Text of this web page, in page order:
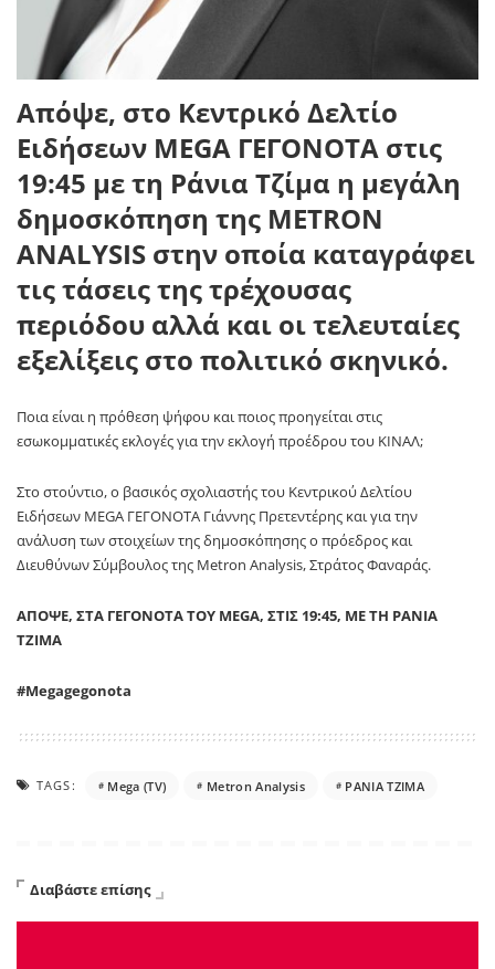
Απόψε, στο Κεντρικό Δελτίο
Ειδήσεων MEGA ΓΕΓΟΝΟΤΑ στις
19:45 με τη Ράνια Τζίμα η μεγάλη
δημοσκόπηση της METRON
ANALYSIS στην οποία καταγράφει
τις τάσεις της τρέχουσας
περιόδου αλλά και οι τελευταίες
εξελίξεις στο πολιτικό σκηνικό.
Ποια είναι η πρόθεση ψήφου και ποιος προηγείται στις
εσωκομματικές εκλογές για την εκλογή προέδρου του ΚΙΝΑΛ;
Στο στούντιο, ο βασικός σχολιαστής του Κεντρικού Δελτίου
Ειδήσεων MEGA ΓΕΓΟΝΟΤΑ Γιάννης Πρετεντέρης και για την
ανάλυση των στοιχείων της δημοσκόπησης ο πρόεδρος και
Διευθύνων Σύμβουλος της Metron Analysis, Στράτος Φαναράς.
ΑΠΟΨΕ, ΣΤΑ ΓΕΓΟΝΟΤΑ ΤΟΥ MEGA, ΣΤΙΣ 19:45, ΜΕ ΤΗ ΡΑΝΙΑ
ΤΖΙΜΑ
#Megagegonota
TAGS: Mega (TV) Metron Analysis ΡΑΝΙΑ ΤΖΙΜΑ
Διαβάστε επίσης